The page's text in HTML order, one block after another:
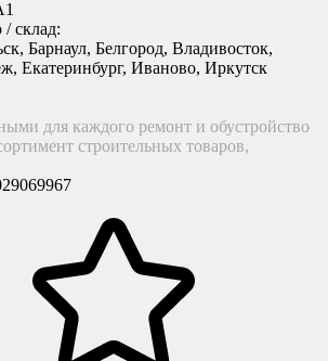
/ склад:
Барнаул, Белгород, Владивосток,
Екатеринбург, Иваново, Иркутск
для каждого ремонт и обустройство
строительных товаров,